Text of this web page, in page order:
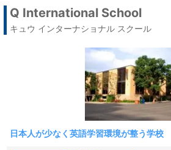
Q International School
キュウ インターナショナル スクール
日本人が少なく英語学習環境が整う学校